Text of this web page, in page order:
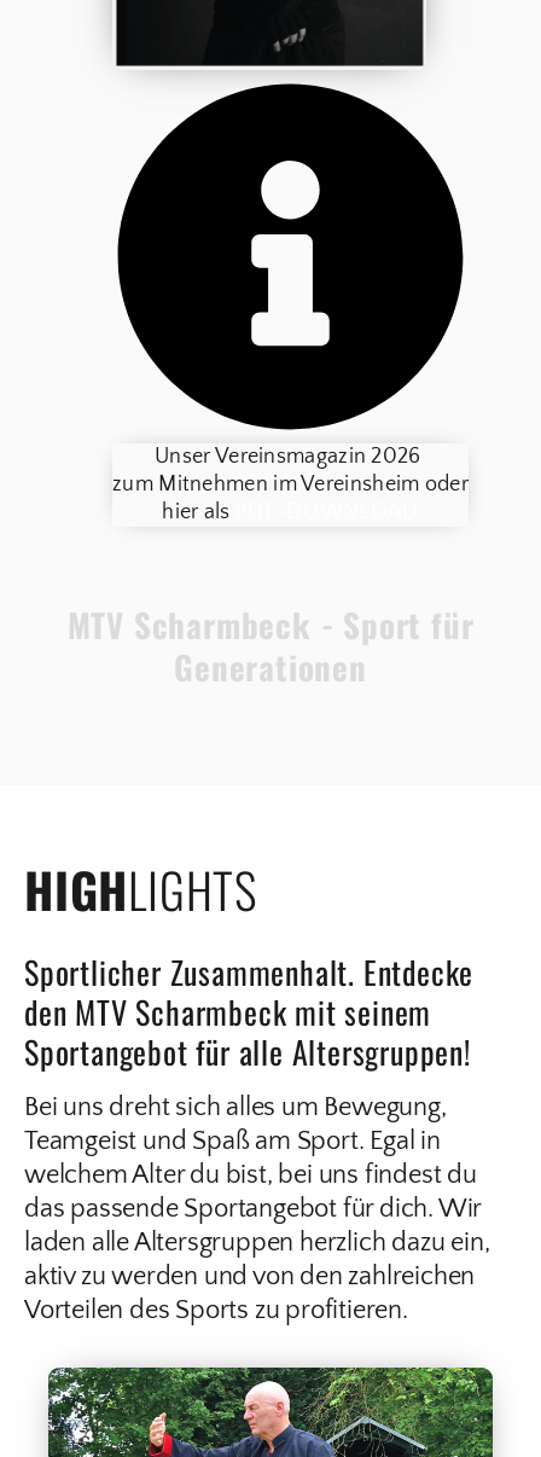
Unser Vereinsmagazin 2026
zum Mitnehmen im Vereinsheim oder
hier als
MTV Scharmbeck - Sport für
Generationen
HIGHLIGHTS
Sportlicher Zusammenhalt. Entdecke
den MTV Scharmbeck mit seinem
Sportangebot für alle Altersgruppen!
Bei uns dreht sich alles um Bewegung,
Teamgeist und Spaß am Sport. Egal in
welchem Alter du bist, bei uns findest du
das passende Sportangebot für dich. Wir
laden alle Altersgruppen herzlich dazu ein,
aktiv zu werden und von den zahlreichen
Vorteilen des Sports zu profitieren.